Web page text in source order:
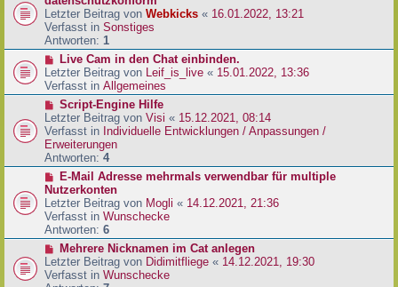
g
B
e
i
t
a
g
u
e
r
B
e
i
t
a
g
Letzter Beitrag von Webkicks « 16.01.2022, 13:21
Verfasst in Sonstiges
Antworten: 1
N
e
u
e
r
B
e
i
t
a
g
Live Cam in den Chat einbinden.
Letzter Beitrag von Leif_is_live « 15.01.2022, 13:36
Verfasst in Allgemeines
N
e
u
e
r
B
e
i
t
r
a
g
Script-Engine Hilfe
Letzter Beitrag von Visi « 15.12.2021, 08:14
Verfasst in Individuelle Entwicklungen / Anpassungen /
Erweiterungen
Antworten: 4
N
e
u
e
r
B
e
i
t
E-Mail Adresse mehrmals verwendbar für multiple
Nutzerkonten
Letzter Beitrag von Mogli « 14.12.2021, 21:36
Verfasst in Wunschecke
Antworten: 6
N
e
u
Mehrere Nicknamen im Cat anlegen
Letzter Beitrag von Didimitfliege « 14.12.2021, 19:30
Verfasst in Wunschecke